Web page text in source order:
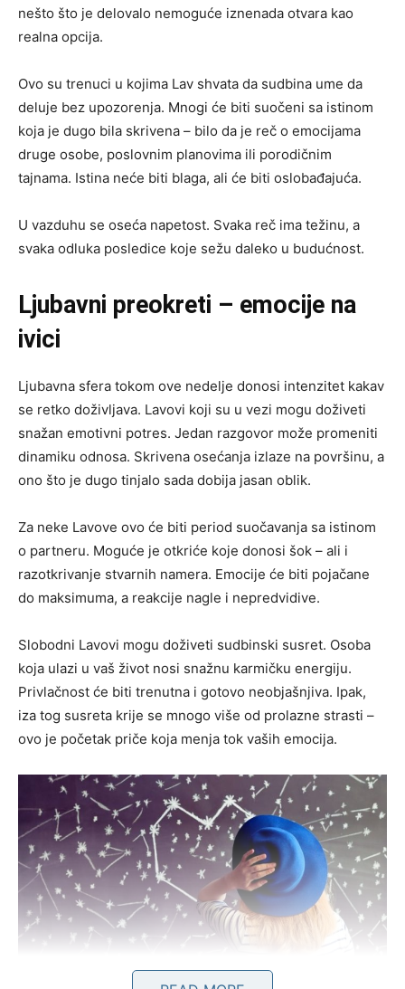
nešto što je delovalo nemoguće iznenada otvara kao
realna opcija.
Ovo su trenuci u kojima Lav shvata da sudbina ume da
deluje bez upozorenja. Mnogi će biti suočeni sa istinom
koja je dugo bila skrivena – bilo da je reč o emocijama
druge osobe, poslovnim planovima ili porodičnim
tajnama. Istina neće biti blaga, ali će biti oslobađajuća.
U vazduhu se oseća napetost. Svaka reč ima težinu, a
svaka odluka posledice koje sežu daleko u budućnost.
Ljubavni preokreti – emocije na
ivici
Ljubavna sfera tokom ove nedelje donosi intenzitet kakav
se retko doživljava. Lavovi koji su u vezi mogu doživeti
snažan emotivni potres. Jedan razgovor može promeniti
dinamiku odnosa. Skrivena osećanja izlaze na površinu, a
ono što je dugo tinjalo sada dobija jasan oblik.
Za neke Lavove ovo će biti period suočavanja sa istinom
o partneru. Moguće je otkriće koje donosi šok – ali i
razotkrivanje stvarnih namera. Emocije će biti pojačane
do maksimuma, a reakcije nagle i nepredvidive.
Slobodni Lavovi mogu doživeti sudbinski susret. Osoba
koja ulazi u vaš život nosi snažnu karmičku energiju.
Privlačnost će biti trenutna i gotovo neobjašnjiva. Ipak,
iza tog susreta krije se mnogo više od prolazne strasti –
ovo je početak priče koja menja tok vaših emocija.